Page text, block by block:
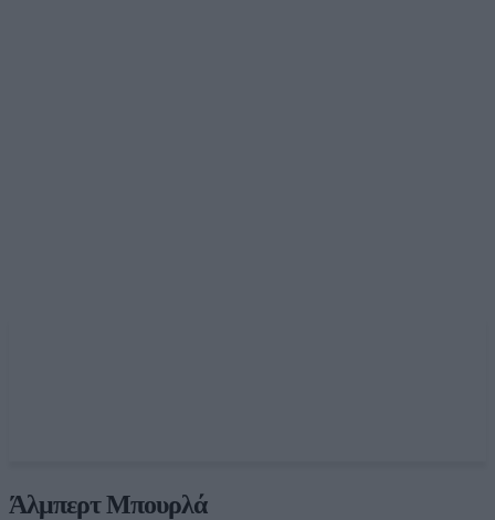
Άλμπερτ Μπουρλά